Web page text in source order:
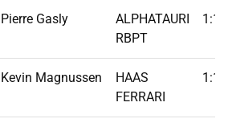
Pierre Gasly
ALPHATAURI
RBPT
Kevin Magnussen
HAAS
FERRARI